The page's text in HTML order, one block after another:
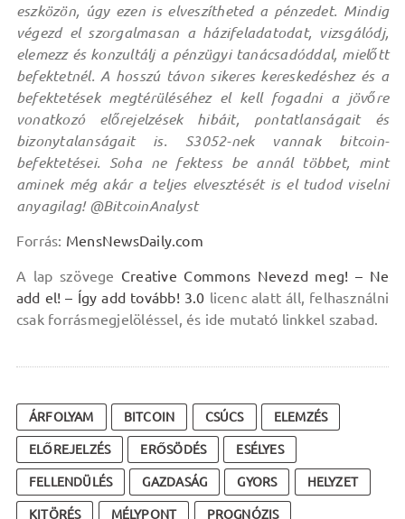
eszközön, úgy ezen is elveszítheted a pénzedet. Mindig
végezd el szorgalmasan a házifeladatodat, vizsgálódj,
elemezz és konzultálj a pénzügyi tanácsadóddal, mielőtt
befektetnél. A hosszú távon sikeres kereskedéshez és a
befektetések megtérüléséhez el kell fogadni a jövőre
vonatkozó előrejelzések hibáit, pontatlanságait és
bizonytalanságait is. S3052-nek vannak bitcoin-
befektetései. Soha ne fektess be annál többet, mint
aminek még akár a teljes elvesztését is el tudod viselni
anyagilag! @BitcoinAnalyst
Forrás: MensNewsDaily.com
A lap szövege Creative Commons Nevezd meg! – Ne
add el! – Így add tovább! 3.0 licenc alatt áll, felhasználni
csak forrásmegjelöléssel, és ide mutató linkkel szabad.
ÁRFOLYAM BITCOIN CSÚCS ELEMZÉS
ELŐREJELZÉS ERŐSÖDÉS ESÉLYES
FELLENDÜLÉS GAZDASÁG GYORS HELYZET
KITÖRÉS MÉLYPONT PROGNÓZIS